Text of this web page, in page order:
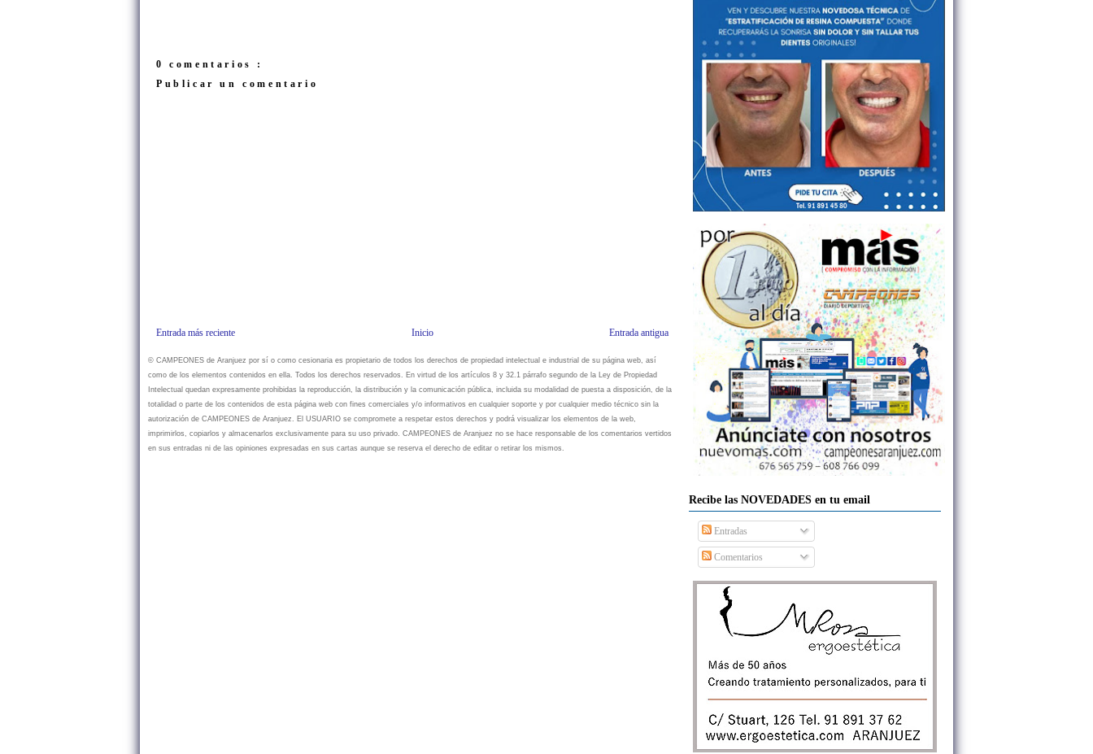
0 comentarios :
Publicar un comentario
Entrada más reciente Entrada antigua
Inicio
© CAMPEONES de Aranjuez por sí o como cesionaria es propietario de todos los derechos de propiedad intelectual e industrial de su página web, así
como de los elementos contenidos en ella. Todos los derechos reservados. En virtud de los artículos 8 y 32.1 párrafo segundo de la Ley de Propiedad
Intelectual quedan expresamente prohibidas la reproducción, la distribución y la comunicación pública, incluida su modalidad de puesta a disposición, de la
totalidad o parte de los contenidos de esta página web con fines comerciales y/o informativos en cualquier soporte y por cualquier medio técnico sin la
autorización de CAMPEONES de Aranjuez. El USUARIO se compromete a respetar estos derechos y podrá visualizar los elementos de la web,
imprimirlos, copiarlos y almacenarlos exclusivamente para su uso privado. CAMPEONES de Aranjuez no se hace responsable de los comentarios vertidos
en sus entradas ni de las opiniones expresadas en sus cartas aunque se reserva el derecho de editar o retirar los mismos.
Recibe las NOVEDADES en tu email
Entradas
Comentarios